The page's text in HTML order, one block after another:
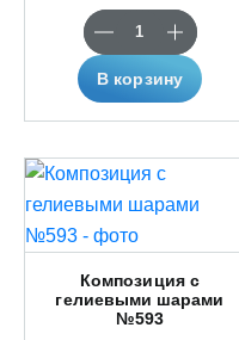
В корзину
Композиция с
гелиевыми шарами
№593